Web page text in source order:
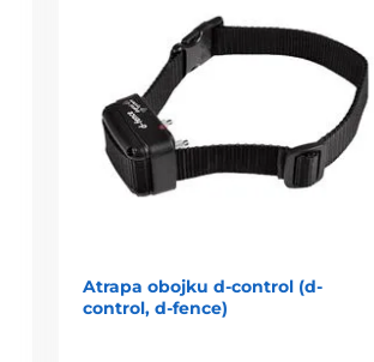
Atrapa obojku d-control (d-
control, d-fence)